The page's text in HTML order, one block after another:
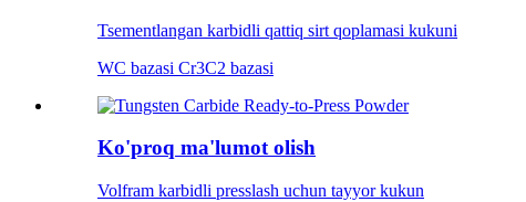
Tsementlangan karbidli qattiq sirt qoplamasi kukuni
WC bazasi Cr3C2 bazasi
Ko'proq ma'lumot olish
Volfram karbidli presslash uchun tayyor kukun